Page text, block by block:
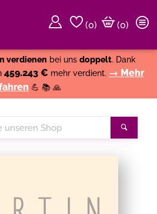
(0)
(0)
verdienen bei uns doppelt. Dank
459.243 € mehr verdient. → Mehr
💪 📚 🙏